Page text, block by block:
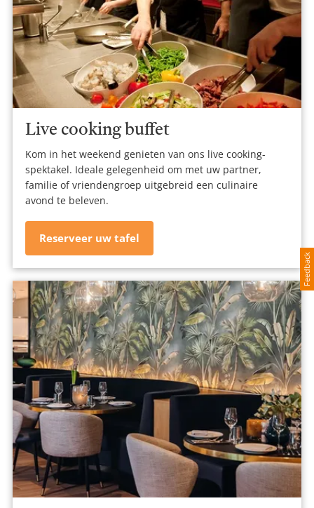
Live cooking buffet
Kom in het weekend genieten van ons live cooking-
spektakel. Ideale gelegenheid om met uw partner,
familie of vriendengroep uitgebreid een culinaire
avond te beleven.
Reserveer uw tafel
Feedback